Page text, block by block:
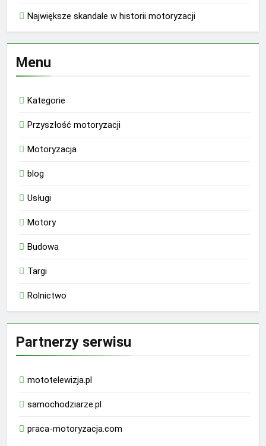
Największe skandale w historii motoryzacji
Menu
Kategorie
Przyszłość motoryzacji
Motoryzacja
blog
Usługi
Motory
Budowa
Targi
Rolnictwo
Partnerzy serwisu
mototelewizja.pl
samochodziarze.pl
praca-motoryzacja.com